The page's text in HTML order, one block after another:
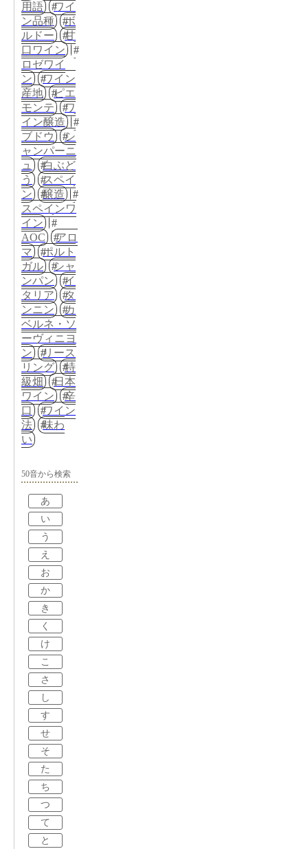
用語
ワイ
ン品種
ボ
ルドー
甘
口ワイン
ロゼワイ
ン
ワイン
産地
ピエ
モンテ
ワ
イン醸造
ブドウ
シ
ャンパーニ
ュ
白ぶど
う
スペイ
ン
醸造
スペインワ
イン
AOC
アロ
マ
ポルト
ガル
シャ
ンパン
イ
タリア
タ
ンニン
カ
ベルネ・ソ
ーヴィニヨ
ン
リース
リング
特
級畑
日本
ワイン
辛
口
ワイン
法
味わ
い
50音から検索
あ
い
う
え
お
か
き
く
け
こ
さ
し
す
せ
そ
た
ち
つ
て
と